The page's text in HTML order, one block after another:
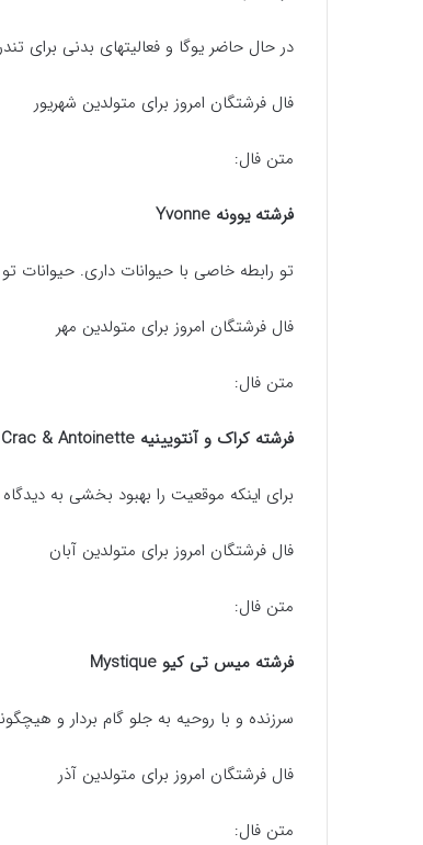
در حال حاضر یوگا و فعالیتهای بدنی
فال فرشتگان امروز برای متولدین شهریور
متن فال:
فرشته یوونه Yvonne
تو رابطه خاصی با حیوانات داری.
فال فرشتگان امروز برای متولدین مهر
متن فال:
فرشته کراک و آنتویینیه Crac & Antoinette
برای اینکه موقعیت را بهبود بخشی به
فال فرشتگان امروز برای متولدین آبان
متن فال:
فرشته میس تی کیو Mystique
سرزنده و با روحیه به جلو گام بردار و
فال فرشتگان امروز برای متولدین آذر
متن فال: